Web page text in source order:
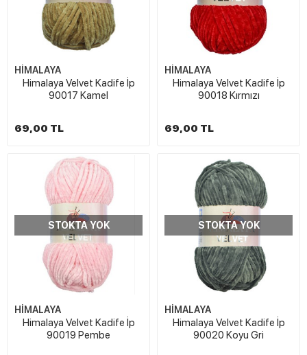
HİMALAYA
Himalaya Velvet Kadife İp
90017 Kamel
69,00 TL
HİMALAYA
Himalaya Velvet Kadife İp
90018 Kırmızı
69,00 TL
STOKTA YOK
HİMALAYA
Himalaya Velvet Kadife İp
90019 Pembe
STOKTA YOK
HİMALAYA
Himalaya Velvet Kadife İp
90020 Koyu Gri